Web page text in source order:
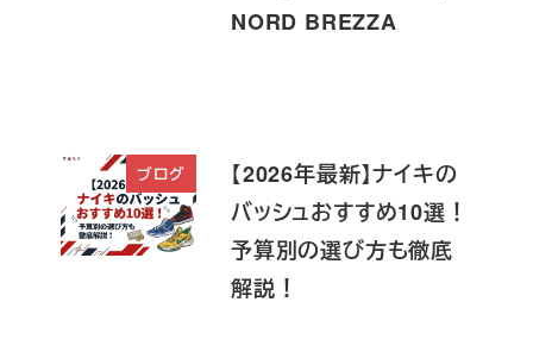
NORD BREZZA
ブログ
【2026年最新】ナイキの
バッシュおすすめ10選！
予算別の選び方も徹底
解説！